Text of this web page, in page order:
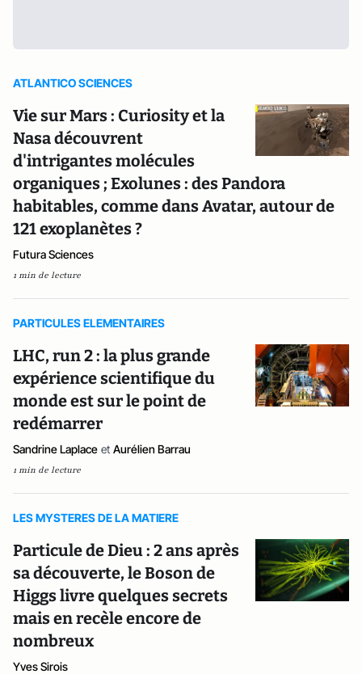
ATLANTICO SCIENCES
Vie sur Mars : Curiosity et la
Nasa découvrent
d'intrigantes molécules
organiques ; Exolunes : des Pandora
habitables, comme dans Avatar, autour de
121 exoplanètes ?
Futura Sciences
1 min de lecture
PARTICULES ELEMENTAIRES
LHC, run 2 : la plus grande
expérience scientifique du
monde est sur le point de
redémarrer
Sandrine Laplace et Aurélien Barrau
1 min de lecture
LES MYSTERES DE LA MATIERE
Particule de Dieu : 2 ans après
sa découverte, le Boson de
Higgs livre quelques secrets
mais en recèle encore de
nombreux
Yves Sirois